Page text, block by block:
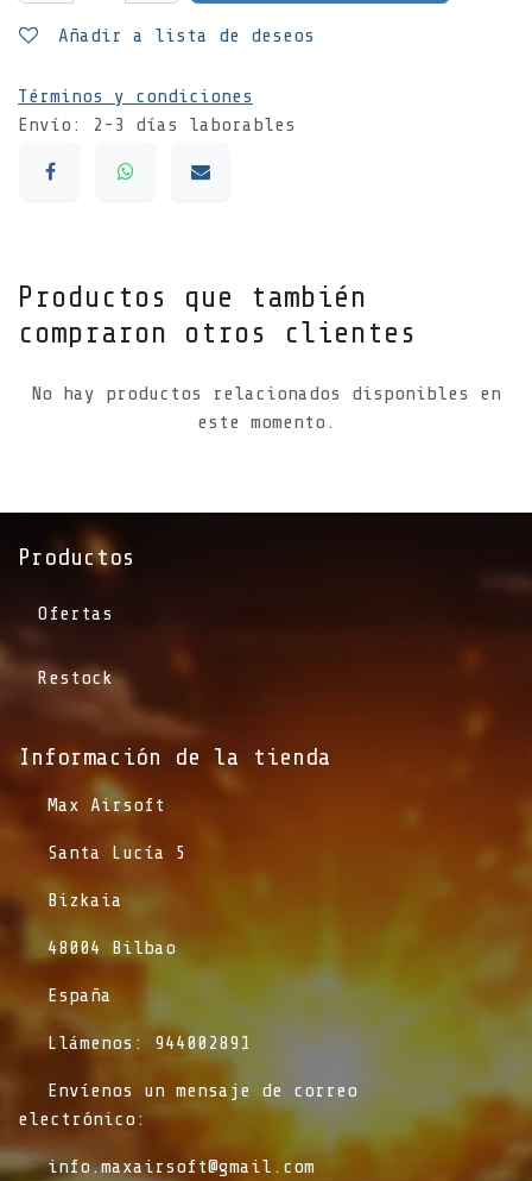
Añadir a lista de deseos
Términos y condiciones
Envío: 2-3 días laborables
Productos que también
compraron otros clientes
No hay productos relacionados disponibles en
este momento.
Productos
Ofertas
Restock
Información de la tienda​
​Max Airsoft
​Santa Lucía 5
​Bizkaia
​48004 Bilbao
​España
​Llámenos: 944002891
​Envíenos un mensaje de correo
electrónico:
info.maxairsoft@gmail.com